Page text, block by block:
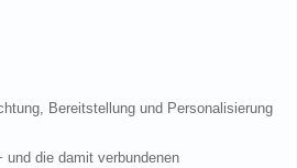
Bereitstellung und Personalisierung
und die damit verbundenen